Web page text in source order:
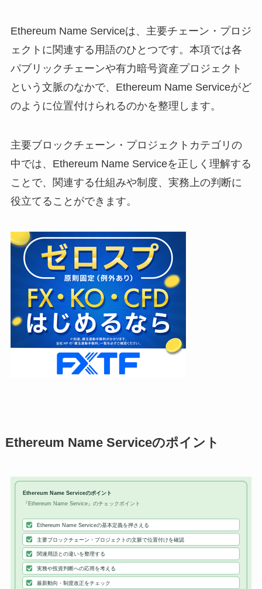
Ethereum Name Serviceは、主要チェーン・プロジ
ェクトに関連する用語のひとつです。本項では各
パブリックチェーンや有力暗号資産プロジェクト
という文脈のなかで、Ethereum Name Serviceがど
のように位置付けられるのかを整理します。
主要ブロックチェーン・プロジェクトカテゴリの
中では、Ethereum Name Serviceを正しく理解する
ことで、関連する仕組みや制度、実務上の判断に
役立てることができます。
Ethereum Name Serviceのポイント
Ethereum Name Serviceのポイント
『Ethereum Name Service』のチェックポイント
Ethereum Name Serviceの基本定義を押さえる
主要ブロックチェーン・プロジェクトの文脈で位置付けを確認
関連用語との違いを整理する
実務や投資判断への応用を考える
最新動向・制度改正をチェック